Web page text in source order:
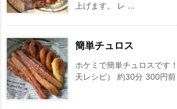
上げます。 レ ...
簡単チュロス
ホケミで簡単チュロスです
天レシピ） 約30分 300円